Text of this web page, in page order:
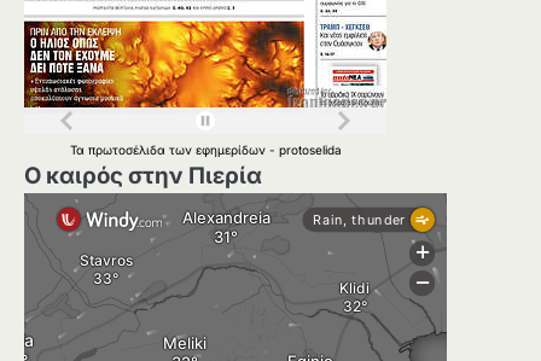
Τα πρωτοσέλιδα των εφημερίδων - protoselida
Ο καιρός στην Πιερία